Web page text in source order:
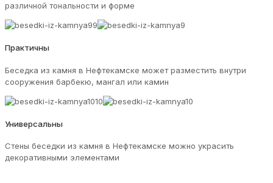
различной тональности и форме
Практичны
Беседка из камня в Нефтекамске может разместить внутри
сооружения барбекю, мангал или камин
Универсальны
Стены беседки из камня в Нефтекамске можно украсить
декоративными элементами